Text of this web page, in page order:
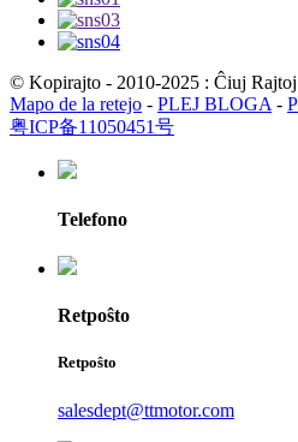
© Kopirajto - 2010-2025 : Ĉiuj Rajtoj
Mapo de la retejo - PLEJ BLOGA -
粤ICP备11050451号
Telefono
Retpoŝto
Retpoŝto
salesdept@ttmotor.com